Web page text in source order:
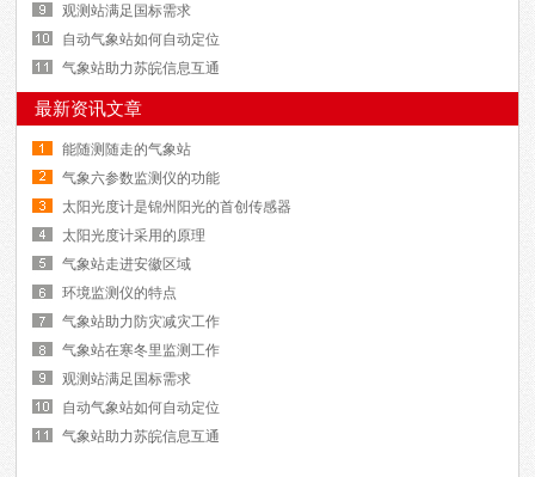
观测站满足国标需求
自动气象站如何自动定位
气象站助力苏皖信息互通
最新资讯文章
能随测随走的气象站
气象六参数监测仪的功能
太阳光度计是锦州阳光的首创传感器
太阳光度计采用的原理
气象站走进安徽区域
环境监测仪的特点
气象站助力防灾减灾工作
气象站在寒冬里监测工作
观测站满足国标需求
自动气象站如何自动定位
气象站助力苏皖信息互通